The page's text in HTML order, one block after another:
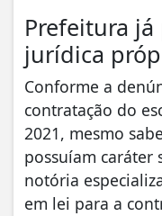
Prefeitura
jurídica
Conforme a
contratação do
2021, mesmo
possuíam caráter
notória
em lei para a